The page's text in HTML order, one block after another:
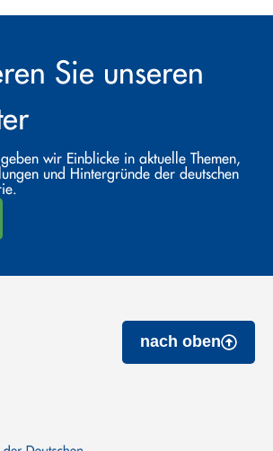
Sie unseren
wir Einblicke in aktuelle Themen,
und Hintergründe der deutschen
nach oben